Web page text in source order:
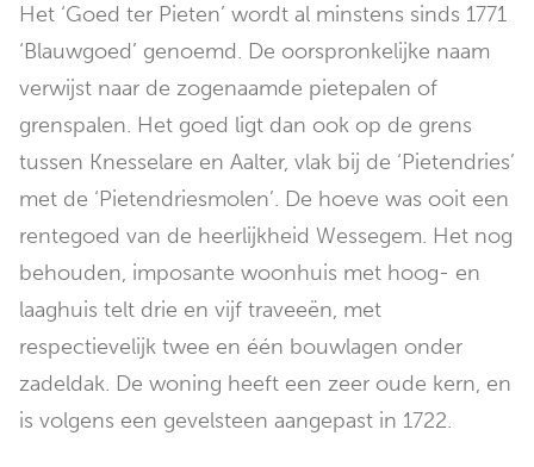
Het ‘Goed ter Pieten’ wordt al minstens sinds 1771
‘Blauwgoed’ genoemd. De oorspronkelijke naam
verwijst naar de zogenaamde pietepalen of
grenspalen. Het goed ligt dan ook op de grens
tussen Knesselare en Aalter, vlak bij de ‘Pietendries’
met de ‘Pietendriesmolen’. De hoeve was ooit een
rentegoed van de heerlijkheid Wessegem. Het nog
behouden, imposante woonhuis met hoog- en
laaghuis telt drie en vijf traveeën, met
respectievelijk twee en één bouwlagen onder
zadeldak. De woning heeft een zeer oude kern, en
is volgens een gevelsteen aangepast in 1722.